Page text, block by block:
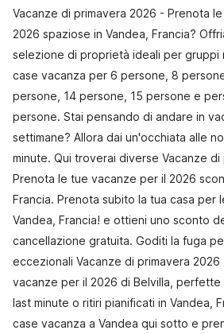
Vacanze di primavera 2026 - Prenota
2026 spaziose in Vandea, Francia?
selezione di proprietà ideali per gruppi
case vacanza per 6 persone, 8
persone, 14 persone, 15 persone e
persone. Stai pensando di andare in
settimane? Allora dai un'occhiata alle
minute. Qui troverai diverse Vacanze
Prenota le tue vacanze per il 2026
Francia. Prenota subito la tua casa per
Vandea, Francia! e ottieni uno sconto
cancellazione gratuita. Goditi la fuga
eccezionali Vacanze di primavera
vacanze per il 2026 di Belvilla,
last minute o ritiri pianificati in Vandea,
case vacanza a Vandea qui sotto e